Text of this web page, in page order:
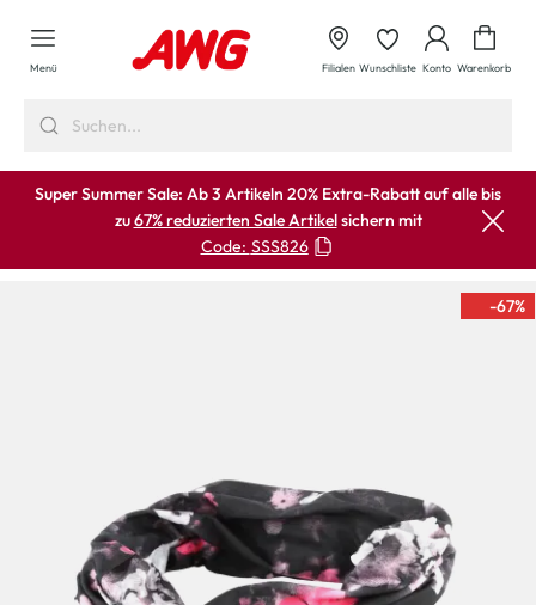
springen
Menü Filialen Wunschliste Konto Warenkorb
Super Summer Sale: Ab 3 Artikeln 20% Extra-Rabatt auf alle bis
zu67% reduzierten Sale Artikelsichern mit
Code: SSS826
-67%